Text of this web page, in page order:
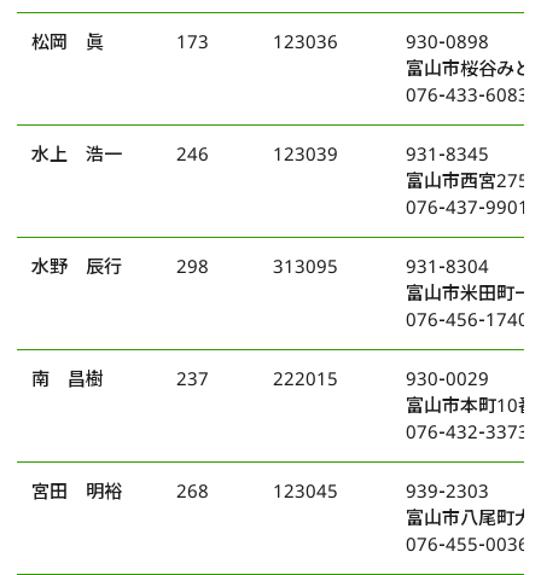
松岡 眞 173 123036
930-0898
富山市桜谷みど
076-433-6083
水上 浩一 246 123039
931-8345
富山市西宮275
076-437-9901
水野 辰行 298 313095
931-8304
富山市米田町一
076-456-1740
南 昌樹 237 222015
930-0029
富山市本町10
076-432-3373
宮田 明裕 268 123045
939-2303
富山市八尾町
076-455-0036